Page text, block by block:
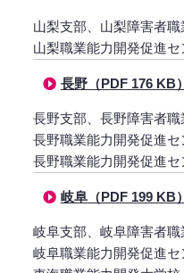
山梨支部、山梨障害者職
山梨職業能力開発促進セ
長野（PDF 176 KB）
長野支部、長野障害者職
長野職業能力開発促進セ
長野職業能力開発促進
岐阜（PDF 199 KB）
岐阜支部、岐阜障害者職
岐阜職業能力開発促進セ